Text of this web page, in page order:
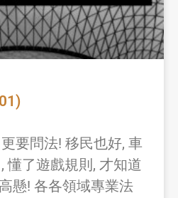
要問法! 移民也好, 車
懂了遊戲規則, 才知道
懸! 各各領域專業法